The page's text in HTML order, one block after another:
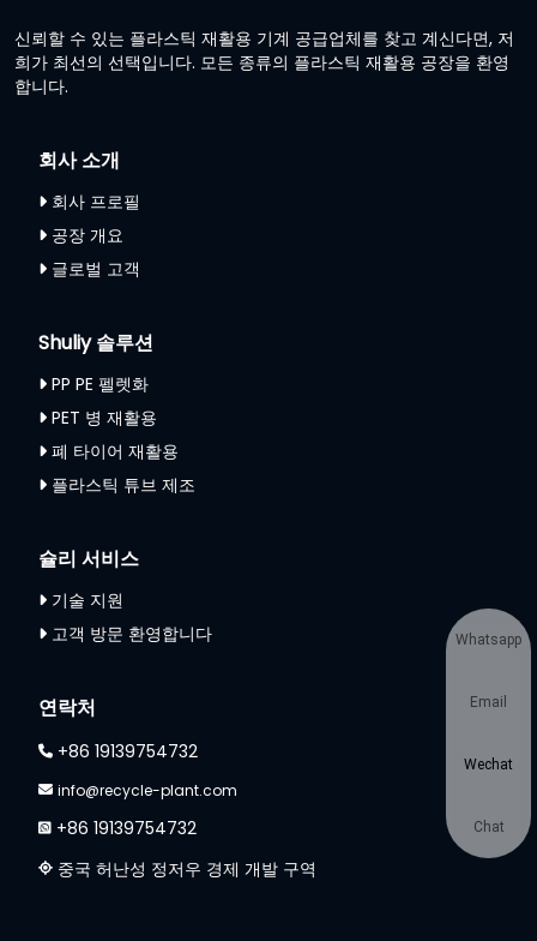
신뢰할 수 있는 플라스틱 재활용 기계 공급업체를 찾고 계신다면, 저
희가 최선의 선택입니다. 모든 종류의 플라스틱 재활용 공장을 환영
합니다.
회사 소개
회사 프로필
공장 개요
글로벌 고객
Shuliy 솔루션
PP PE 펠렛화
PET 병 재활용
폐 타이어 재활용
플라스틱 튜브 제조
슐리 서비스
기술 지원
고객 방문 환영합니다
연락처
+86 19139754732
info@recycle-plant.com
+86 19139754732
중국 허난성 정저우 경제 개발 구역
Whatsapp
Email
Wechat
Chat